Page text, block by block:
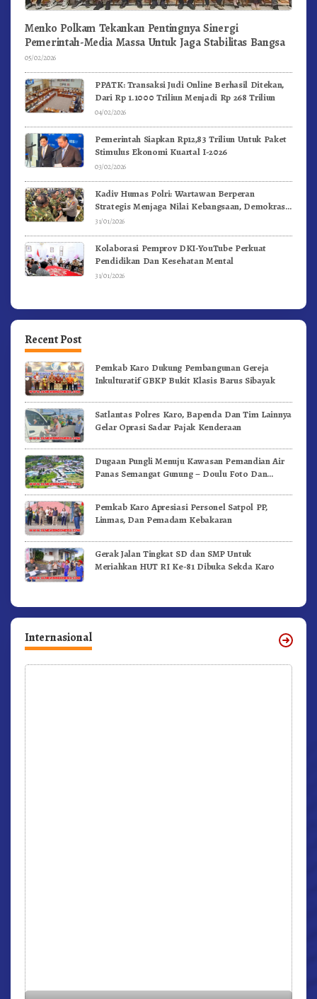
Menko Polkam Tekankan Pentingnya Sinergi
Pemerintah-Media Massa Untuk Jaga Stabilitas Bangsa
05/02/2026
PPATK: Transaksi Judi Online Berhasil Ditekan,
Dari Rp 1.1000 Triliun Menjadi Rp 268 Triliun
04/02/2026
Pemerintah Siapkan Rp12,83 Triliun Untuk Paket
Stimulus Ekonomi Kuartal I-2026
03/02/2026
Kadiv Humas Polri: Wartawan Berperan
Strategis Menjaga Nilai Kebangsaan, Demokrasi,
dan NKRI
31/01/2026
Kolaborasi Pemprov DKI-YouTube Perkuat
Pendidikan Dan Kesehatan Mental
31/01/2026
Recent Post
Pemkab Karo Dukung Pembangunan Gereja
Inkulturatif GBKP Bukit Klasis Barus Sibayak
Satlantas Polres Karo, Bapenda Dan Tim Lainnya
Gelar Oprasi Sadar Pajak Kenderaan
Dugaan Pungli Menuju Kawasan Pemandian Air
Panas Semangat Gunung – Doulu Foto Dan
Pemkab Karo Apresiasi Personel Satpol PP,
Linmas, Dan Pemadam Kebakaran
Gerak Jalan Tingkat SD dan SMP Untuk
Meriahkan HUT RI Ke-81 Dibuka Sekda Karo
Internasional